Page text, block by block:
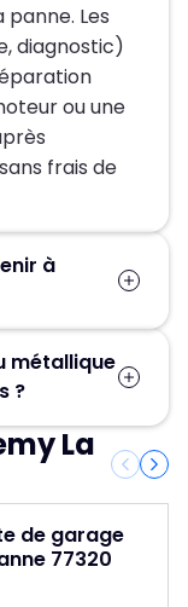
Les
diagnostic)
ou une
frais de
à
techniciens
réactivité
et jours
métallique
?
moteurs :
moteur est
rapidement
ou
toutes
La
de garage
77320